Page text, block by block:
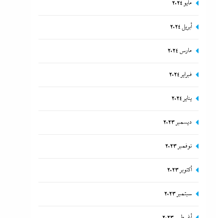
مايو 2024
أبريل 2024
مارس 2024
فبراير 2024
يناير 2024
ديسمبر 2023
نوفمبر 2023
أكتوبر 2023
سبتمبر 2023